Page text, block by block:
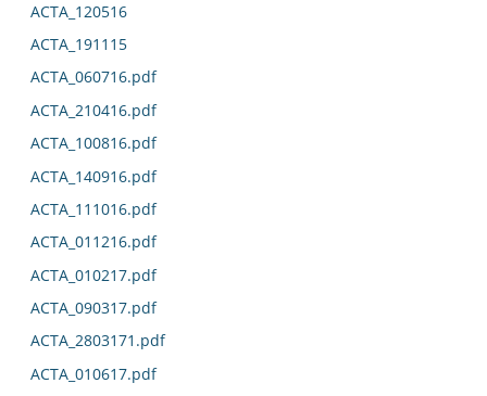
ACTA_120516
ACTA_191115
ACTA_060716.pdf
ACTA_210416.pdf
ACTA_100816.pdf
ACTA_140916.pdf
ACTA_111016.pdf
ACTA_011216.pdf
ACTA_010217.pdf
ACTA_090317.pdf
ACTA_2803171.pdf
ACTA_010617.pdf